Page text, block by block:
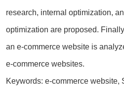
research, internal optimization,
optimization are proposed.
an e-commerce website is
e-commerce websites.
Keywords: e-commerce website,